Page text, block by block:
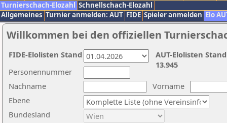
Turnierschach-Elozahl Schnellschach-Elozahl
Allgemeines Turnier anmelden: AUT FIDE Spieler anmelden Elo
Willkommen bei den offiziellen
Nachname
Vorname
Ebene
Personennummer
Bundesland
AUT-Elolisten
13.945
FIDE-Elolisten Stand